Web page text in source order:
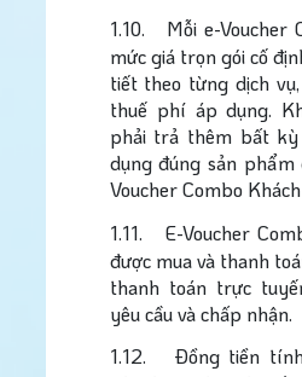
1.10.
Mỗi e-Voucher
mức giá trọn gói cố
tiết theo từng dịch
thuế phí áp dụng.
phải trả thêm bất
dụng đúng sản
Voucher Combo
1.11.
E-Voucher
được mua và thanh
thanh toán trực
yêu cầu và chấp nhận.
1.12.
Đồng tiền